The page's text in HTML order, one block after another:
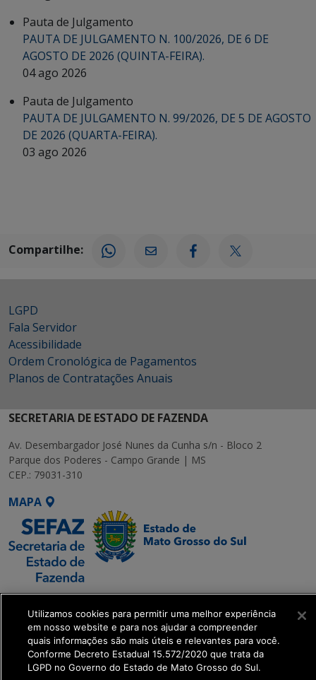
Pauta de Julgamento
PAUTA DE JULGAMENTO N. 100/2026, DE 6 DE
AGOSTO DE 2026 (QUINTA-FEIRA).
04 ago 2026
Pauta de Julgamento
PAUTA DE JULGAMENTO N. 99/2026, DE 5 DE AGOSTO
DE 2026 (QUARTA-FEIRA).
03 ago 2026
Compartilhe:
LGPD
Fala Servidor
Acessibilidade
Ordem Cronológica de Pagamentos
Planos de Contratações Anuais
SECRETARIA DE ESTADO DE FAZENDA
Av. Desembargador José Nunes da Cunha s/n - Bloco 2
Parque dos Poderes - Campo Grande | MS
CEP.: 79031-310
MAPA
SETDIG | Secretaria-
Executiva de
Transformação Digital
get_footer();
Utilizamos cookies para permitir uma melhor experiência
em nosso website e para nos ajudar a compreender
quais informações são mais úteis e relevantes para você.
Conforme Decreto Estadual 15.572/2020 que trata da
LGPD no Governo do Estado de Mato Grosso do Sul.